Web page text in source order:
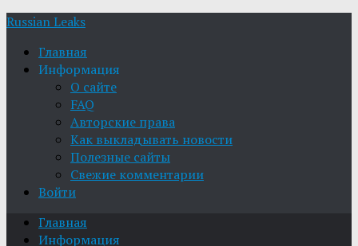
Russian Leaks
Главная
Информация
О сайте
FAQ
Авторские права
Как выкладывать новости
Полезные сайты
Свежие комментарии
Войти
Главная
Информация